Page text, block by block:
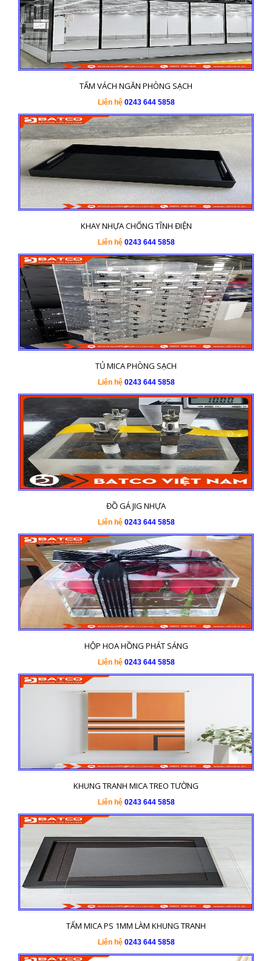
TẤM VÁCH NGĂN PHÒNG SẠCH
Liên hệ 0243 644 5858
KHAY NHỰA CHỐNG TĨNH ĐIỆN
Liên hệ 0243 644 5858
TỦ MICA PHÒNG SẠCH
Liên hệ 0243 644 5858
ĐỒ GÁ JIG NHỰA
Liên hệ 0243 644 5858
HỘP HOA HỒNG PHÁT SÁNG
Liên hệ 0243 644 5858
KHUNG TRANH MICA TREO TƯỜNG
Liên hệ 0243 644 5858
TẤM MICA PS 1MM LÀM KHUNG TRANH
Liên hệ 0243 644 5858